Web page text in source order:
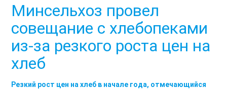
Минсельхоз провел
совещание с хлебопеками
из-за резкого роста цен на
хлеб
Резкий рост цен на хлеб в начале года, отмечающийся